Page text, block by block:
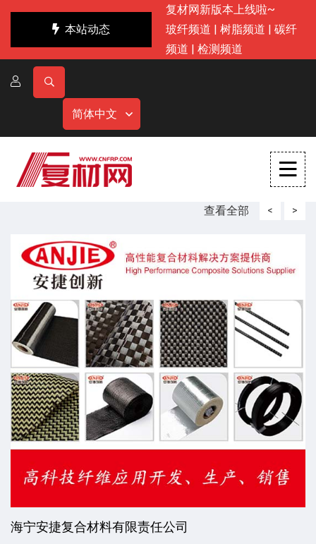
本站动态
复材网新版本上线啦~
玻纤频道 | 树脂频道 | 碳纤
频道 | 检测频道
简体中文
查看全部 <
海宁安捷复合材料有限责任公司
>